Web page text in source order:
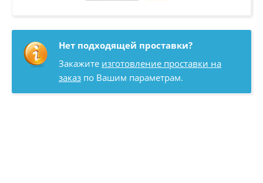
Нет подходящей проставки?
Закажите изготовление проставки на
заказ по Вашим параметрам.